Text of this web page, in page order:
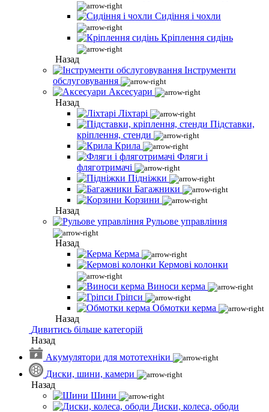
Сидіння і чохли
Кріплення сидінь
Назад
Інструменти
обслуговування
Аксесуари
Назад
Ліхтарі
Підставки,
кріплення, стенди
Крила
Фляги і
фляготримачі
Підніжки
Багажники
Корзини
Назад
Рульове управління
Назад
Керма
Кермові колонки
Виноси керма
Гріпси
Обмотки керма
Назад
Дивитись більше категорій
Назад
Акумулятори для мототехніки
Диски, шини, камери
Назад
Шини
Диски, колеса, ободи